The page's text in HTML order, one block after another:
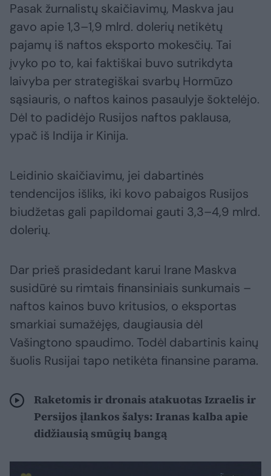
Pasak žurnalistų skaičiavimų, Maskva jau
gavo apie 1,3–1,9 mlrd. dolerių netikėtų
pajamų iš naftos eksporto mokesčių. Tai
įvyko po to, kai faktiškai buvo sutrikdyta
laivyba per strategiškai svarbų Hormūzo
sąsiauris, o naftos kainos pasaulyje šoktelėjo.
Dėl to padidėjo Rusijos naftos paklausa,
ypač iš Indija ir Kinija.
Leidinio skaičiavimu, jei dabartinės
tendencijos išliks, iki kovo pabaigos Rusijos
biudžetas gali papildomai gauti 3,3–4,9 mlrd.
dolerių.
Dar prieš prasidedant karui Irane Maskva
susidūrė su rimtais finansiniais sunkumais –
naftos kainos buvo kritusios, o eksportas
smarkiai sumažėjęs, daugiausia dėl
Vašingtono spaudimo. Todėl dabartinis kainų
šuolis Rusijai tapo netikėta finansine parama.
Raketomis ir dronais atakuotas Izraelis ir
Persijos įlankos šalys: Iranas kalba apie
didžiausią smūgių bangą